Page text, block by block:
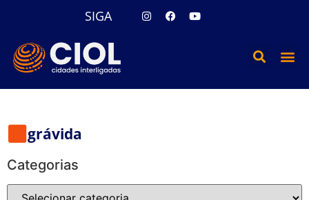
SIGA
grávida
Categorias